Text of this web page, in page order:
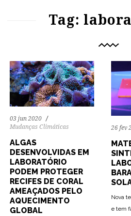
Tag:
03 jun 2020
Mudanças Climáticas
ALGAS
DESENVOLVIDAS EM
LABORATÓRIO
PODEM PROTEGER
RECIFES DE CORAL
AMEAÇADOS PELO
AQUECIMENTO
GLOBAL
26 fev
Nova
e tem